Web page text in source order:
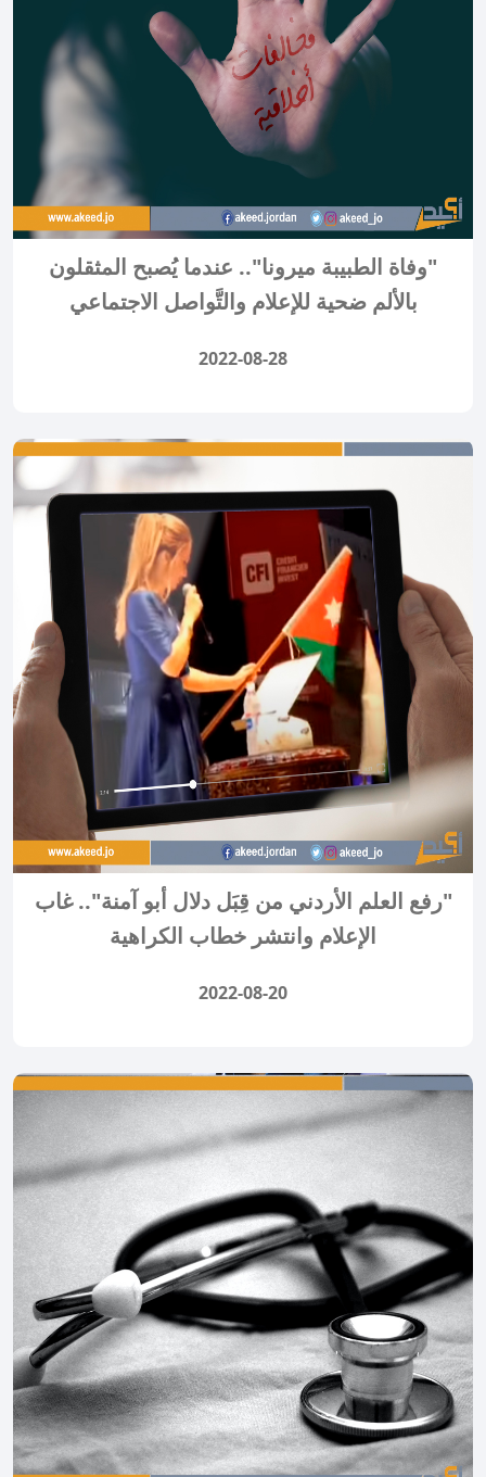
"وفاة الطبيبة ميرونا".. عندما يُصبح المثقلون
بالألم ضحية للإعلام والتَّواصل الاجتماعي
2022-08-28
"رفع العلم الأردني من قِبَل دلال أبو آمنة".. غاب
الإعلام وانتشر خطاب الكراهية
2022-08-20